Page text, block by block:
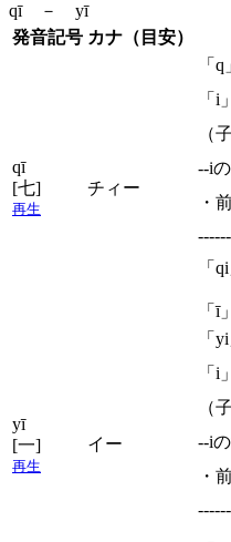
qī － yī
発音記号 カナ（目安）
qī
[七]
再生
チィー
「
「
（
--i
・
「
「
yī
[一]
再生
イー
「
「
（
--i
・